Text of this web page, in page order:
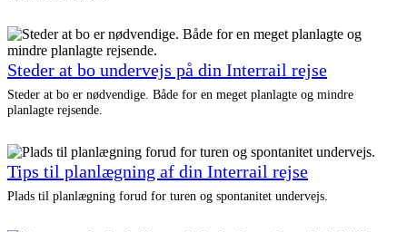
Steder at bo undervejs på din Interrail rejse
Steder at bo er nødvendige. Både for en meget planlagte og mindre
planlagte rejsende.
Tips til planlægning af din Interrail rejse
Plads til planlægning forud for turen og spontanitet undervejs.